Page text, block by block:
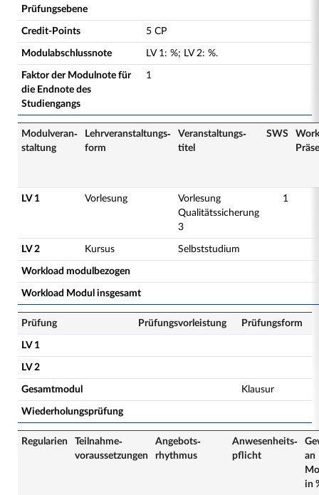
Prüfungsebene
Credit-Points 5 CP
Modulabschlussnote LV 1: %; LV 2: %.
Faktor der Modulnote für
die Endnote des
Studiengangs
1
Modulveran­
staltung
Lehrveranstaltungs­
form
Veranstaltungs­
titel
SWS
LV 1 Vorlesung
Vorlesung
Qualitätssicherung
3
1
LV 2 Kursus Selbststudium
Workload modulbezogen
Workload Modul insgesamt
Prüfung Prüfungsvorleistung Prüfungsform
LV 1
LV 2
Gesamtmodul Klausur
Wiederholungsprüfung
Regularien
Teilnahme­
voraussetzungen
Angebots­
rhythmus
Anwesenheits­
pflicht
an
in